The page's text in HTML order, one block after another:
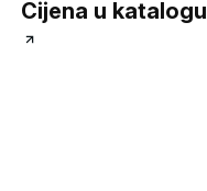
Cijena u katalogu